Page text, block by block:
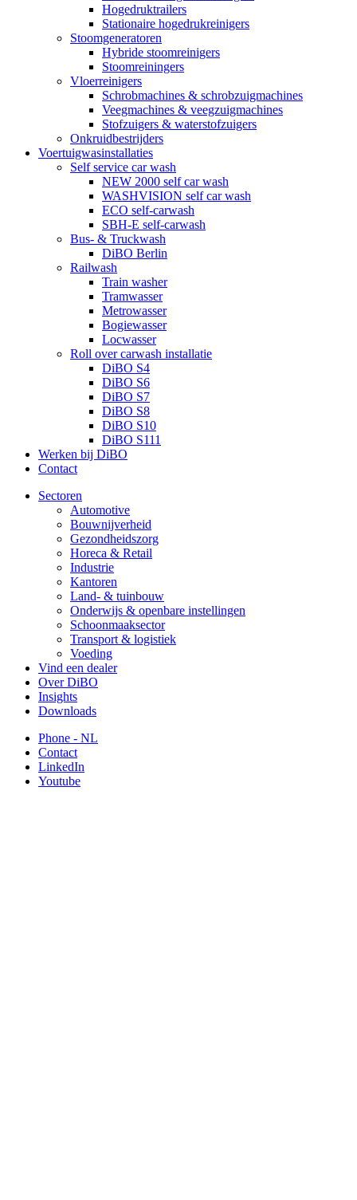
Hogedruktrailers
Stationaire hogedrukreinigers
Stoomgeneratoren
Hybride stoomreinigers
Stoomreiningers
Vloerreinigers
Schrobmachines & schrobzuigmachines
Veegmachines & veegzuigmachines
Stofzuigers & waterstofzuigers
Onkruidbestrijders
Voertuigwasinstallaties
Self service car wash
NEW 2000 self car wash
WASHVISION self car wash
ECO self-carwash
SBH-E self-carwash
Bus- & Truckwash
DiBO Berlin
Railwash
Train washer
Tramwasser
Metrowasser
Bogiewasser
Locwasser
Roll over carwash installatie
DiBO S4
DiBO S6
DiBO S7
DiBO S8
DiBO S10
DiBO S111
Werken bij DiBO
Contact
Sectoren
Automotive
Bouwnijverheid
Gezondheidszorg
Horeca & Retail
Industrie
Kantoren
Land- & tuinbouw
Onderwijs & openbare instellingen
Schoonmaaksector
Transport & logistiek
Voeding
Vind een dealer
Over DiBO
Insights
Downloads
Phone - NL
Contact
LinkedIn
Youtube